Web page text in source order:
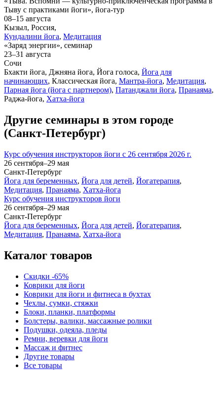
Тыву с практиками йоги», йога-тур
08–15 августа
Кызыл, Россия,
Кундалини йога, Медитация
«Заряд энергии», семинар
23–31 августа
Сочи
Бхакти йога, Джняна йога, Йога голоса, Йога для
начинающих, Классическая йога, Мантра-йога, Медитация,
Парная йога (йога с партнером), Патанджали йога, Пранаяма,
Раджа-йога, Хатха-йога
Другие семинары в этом городе
(Санкт-Петербург)
Курс обучения инструкторов йоги с 26 сентября 2026 г.
26 сентября–29 мая
Санкт-Петербург
Йога для беременных, Йога для детей, Йогатерапия,
Медитация, Пранаяма, Хатха-йога
Курс обучения инструкторов йоги
26 сентября–29 мая
Санкт-Петербург
Йога для беременных, Йога для детей, Йогатерапия,
Медитация, Пранаяма, Хатха-йога
Каталог товаров
Скидки -65%
Коврики для йоги
Коврики для йоги и фитнеса в бухтах
Чехлы, сумки, стяжки
Блоки, планки, платформы
Болстеры, валики, массажные ролики
Подушки, одеяла, пледы
Ремни, веревки для йоги
Массаж и фитнес
Другие товары
Все товары